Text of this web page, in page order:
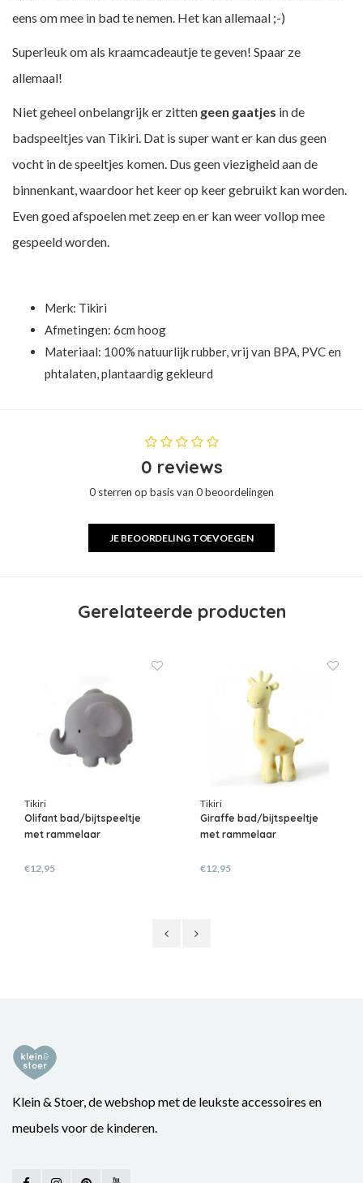
eens om mee in bad te nemen. Het kan allemaal ;-)
Superleuk om als kraamcadeautje te geven! Spaar ze
allemaal!
Niet geheel onbelangrijk er zitten geen gaatjes in de
badspeeltjes van Tikiri. Dat is super want er kan dus geen
vocht in de speeltjes komen. Dus geen viezigheid aan de
binnenkant, waardoor het keer op keer gebruikt kan worden.
Even goed afspoelen met zeep en er kan weer vollop mee
gespeeld worden.
Merk: Tikiri
Afmetingen: 6cm hoog
Materiaal: 100% natuurlijk rubber, vrij van BPA, PVC en
phtalaten, plantaardig gekleurd
0 reviews
0 sterren op basis van 0 beoordelingen
JE BEOORDELING TOEVOEGEN
Gerelateerde producten
Tikiri
Olifant bad/bijtspeeltje
met rammelaar
€12,95
Tikiri
Giraffe bad/bijtspeeltje
met rammelaar
€12,95
Klein & Stoer, de webshop met de leukste accessoires en
meubels voor de kinderen.